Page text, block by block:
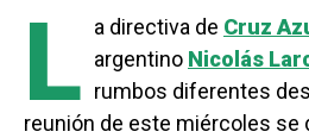
L a directiva de Cruz
argentino Nicolás
rumbos diferentes
reunión de este miércoles se